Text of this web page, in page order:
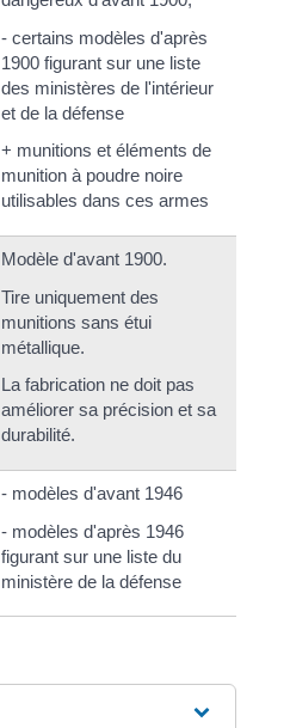
- certains modèles d'après
1900 figurant sur une liste
des ministères de l'intérieur
et de la défense
+ munitions et éléments de
munition à poudre noire
utilisables dans ces armes
Modèle d'avant 1900.
Tire uniquement des
munitions sans étui
métallique.
La fabrication ne doit pas
améliorer sa précision et sa
durabilité.
- modèles d'avant 1946
- modèles d'après 1946
figurant sur une liste du
ministère de la défense